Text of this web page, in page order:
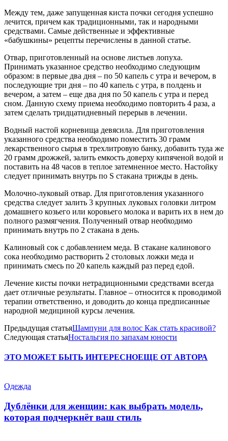
Между тем, даже запущенная киста почки сегодня успешно
лечится, причем как традиционными, так и народными
средствами. Самые действенные и эффективные
«бабушкины» рецепты перечислены в данной статье.
Отвар, приготовленный на основе листьев лопуха.
Принимать указанное средство необходимо следующим
образом: в первые два дня – по 50 капель с утра и вечером, в
последующие три дня – по 40 капель с утра, в полдень и
вечером, а затем – еще два дня по 50 капель с утра и перед
сном. Данную схему приема необходимо повторить 4 раза, а
затем сделать тридцатидневный перерыв в лечении.
Водный настой корневища девясила. Для приготовления
указанного средства необходимо поместить 30 грамм
лекарственного сырья в трехлитровую банку, добавить туда же
20 грамм дрожжей, залить емкость доверху кипяченой водой и
поставить на 48 часов в теплое затемненное место. Настойку
следует принимать внутрь по Ѕ стакана трижды в день.
Молочно-луковый отвар. Для приготовления указанного
средства следует залить 3 крупных луковых головки литром
домашнего козьего или коровьего молока и варить их в нем до
полного размягчения. Полученный отвар необходимо
принимать внутрь по 2 стакана в день.
Калиновый сок с добавлением меда. В стакане калинового
сока необходимо растворить 2 столовых ложки меда и
принимать смесь по 20 капель каждый раз перед едой.
Лечение кисты почки нетрадиционными средствами всегда
дает отличные результаты. Главное – относится к проводимой
терапии ответственно, и доводить до конца предписанные
народной медициной курсы лечения.
Предыдущая статьяШампуни для волос Как стать красивой?
Следующая статьяНостальгия по запахам юности
ЭТО МОЖЕТ БЫТЬ ИНТЕРЕСНОЕЩЕ ОТ АВТОРА
Одежда
Дублёнки для женщин: как выбрать модель,
которая подчеркнёт ваш стиль